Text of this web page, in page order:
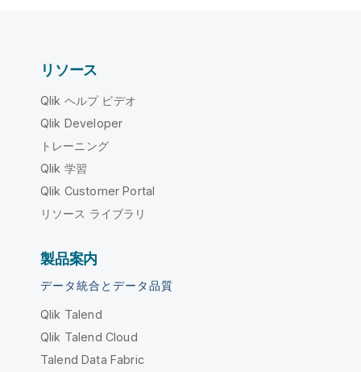
リソース
Qlik ヘルプ ビデオ
Qlik Developer
トレーニング
Qlik 学習
Qlik Customer Portal
リソース ライブラリ
製品案内
データ統合とデータ品質
Qlik Talend
Qlik Talend Cloud
Talend Data Fabric